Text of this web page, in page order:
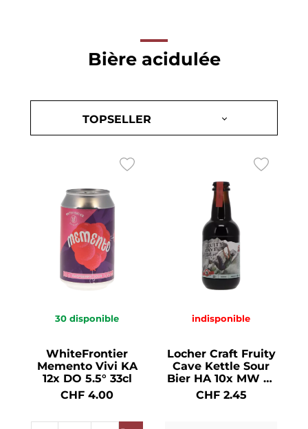
Bière acidulée
30 disponible
WhiteFrontier
Memento Vivi KA
12x DO 5.5° 33cl
CHF 4.00
indisponible
Locher Craft Fruity
Cave Kettle Sour
Bier HA 10x MW 5°
33cl
CHF 2.45